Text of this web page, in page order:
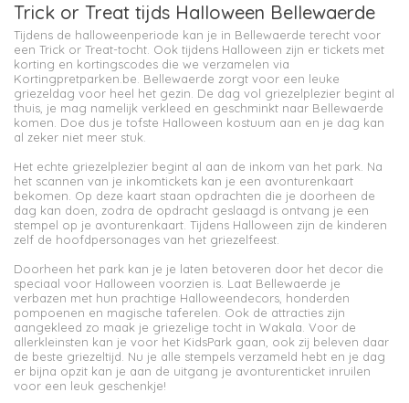
Trick or Treat tijds Halloween Bellewaerde
Tijdens de halloweenperiode kan je in Bellewaerde terecht voor
een Trick or Treat-tocht. Ook tijdens Halloween zijn er tickets met
korting en kortingscodes die we verzamelen via
Kortingpretparken.be. Bellewaerde zorgt voor een leuke
griezeldag voor heel het gezin. De dag vol griezelplezier begint al
thuis, je mag namelijk verkleed en geschminkt naar Bellewaerde
komen. Doe dus je tofste Halloween kostuum aan en je dag kan
al zeker niet meer stuk.
Het echte griezelplezier begint al aan de inkom van het park. Na
het scannen van je inkomtickets kan je een avonturenkaart
bekomen. Op deze kaart staan opdrachten die je doorheen de
dag kan doen, zodra de opdracht geslaagd is ontvang je een
stempel op je avonturenkaart. Tijdens Halloween zijn de kinderen
zelf de hoofdpersonages van het griezelfeest.
Doorheen het park kan je je laten betoveren door het decor die
speciaal voor Halloween voorzien is. Laat Bellewaerde je
verbazen met hun prachtige Halloweendecors, honderden
pompoenen en magische taferelen. Ook de attracties zijn
aangekleed zo maak je griezelige tocht in Wakala. Voor de
allerkleinsten kan je voor het KidsPark gaan, ook zij beleven daar
de beste griezeltijd. Nu je alle stempels verzameld hebt en je dag
er bijna opzit kan je aan de uitgang je avonturenticket inruilen
voor een leuk geschenkje!